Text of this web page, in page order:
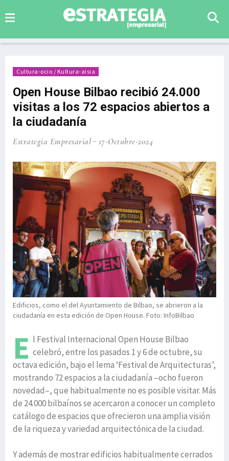
Cultura-ocio / Kultura-aisia
Open House Bilbao recibió 24.000
visitas a los 72 espacios abiertos a
la ciudadanía
Estrategia Empresarial 17-Octubre-2024
Edificios, como el del Ayuntamiento de Bilbao, se abrieron a la
ciudadanía en esta edición de Open House. Foto: InfoBilbao
E l Festival Internacional Open House Bilbao
celebró, entre los pasados 1 y 6 de octubre, su
octava edición, bajo el lema ‘Festival de Arquitecturas’,
mostrando 72 espacios a la ciudadanía –ocho fueron
novedad–, que habitualmente no es posible visitar. Más
de 24.000 bilbaínos se acercaron a conocer un completo
catálogo de espacios que ofrecieron una amplia visión
de la riqueza y variedad arquitectónica de la ciudad.
Y además de mostrar edificios habitualmente cerrados